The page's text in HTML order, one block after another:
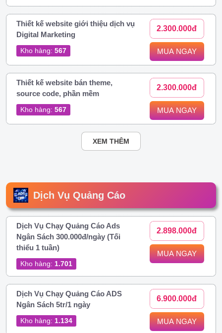
Thiết kế website giới thiệu dịch vụ
Digital Marketing
Kho hàng: 567
2.300.000đ
MUA NGAY
Thiết kế website bán theme,
source code, phần mềm
Kho hàng: 567
2.300.000đ
MUA NGAY
XEM THÊM
Dịch Vụ Quảng Cáo
Dịch Vụ Chạy Quảng Cáo Ads
Ngân Sách 300.000đ/ngày (Tối
thiểu 1 tuần)
Kho hàng: 1.701
2.898.000đ
MUA NGAY
Dịch Vụ Chạy Quảng Cáo ADS
Ngân Sách 5tr/1 ngày
Kho hàng: 1.134
6.900.000đ
MUA NGAY